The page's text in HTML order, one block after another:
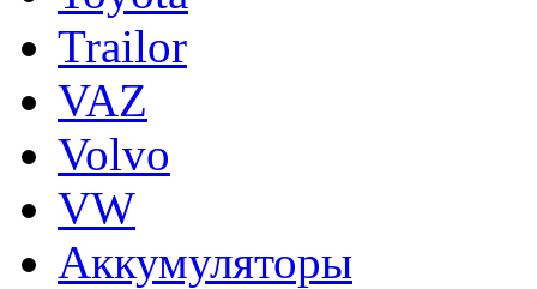
Trailor
VAZ
Volvo
VW
Аккумуляторы